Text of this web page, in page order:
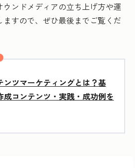
ンドメディアの立ち上げ方や運
ますので、ぜひ最後までご覧くだ
ンツマーケティングとは？基
コンテンツ・実践・成功例を